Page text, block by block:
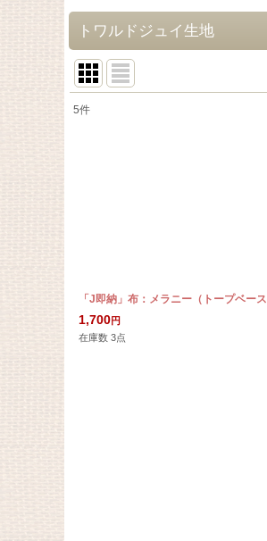
トワルドジュイ生地
5件
「J即納」布：メラニー（トープベー
1,700円
在庫数 3点